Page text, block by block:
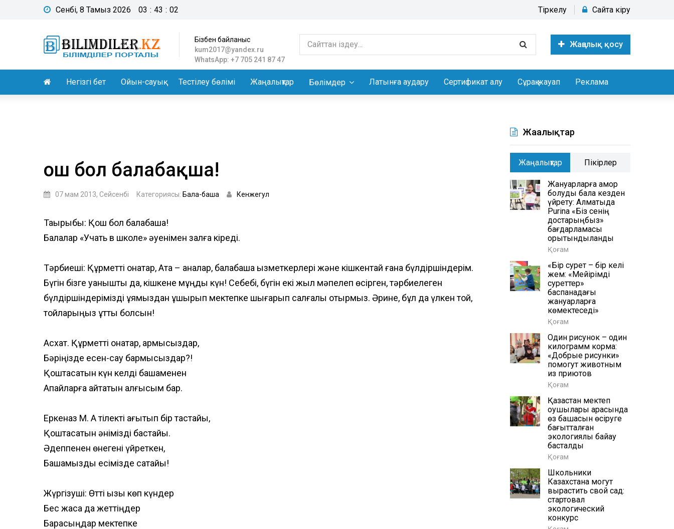
Сенбі, 8 Тамыз 2026 03 : 43 : 03 Тіркелу Сайтқа кіру
Бізбен байланыс
kum2017@yandex.ru
WhatsApp: +7 705 241 87 47
Жаңалық қосу
Негізгі бет Ойын-сауық Тестілеу бөлімі Жаңалықтар Бөлімдер Латынға аудару Сертификат алу Сұрақ жауап Реклама
Қош бол балабақша!
07 мам 2013, Сейсенбі Категориясы: Бала-бақша Кенжегул
Тақырыбы: Қош бол балабақша!
Балалар «Учать в школе» әуенімен залға кіреді.
Тәрбиеші: Құрметті қонақтар, Ата – аналар, балабақша қызметкерлері және кішкентай ғана бүлдіршіндерім.
Бүгін бізге қуанышты да, кішкене мұңды күн! Себебі, бүгін екі жыл мәпелеп өсірген, тәрбиелеген
бүлдіршіндерімізді ұямыздан ұшырып мектепке шығарып салғалы отырмыз. Әрине, бұл да үлкен той,
тойларыңыз құтты болсын!
Асхат. Құрметті қонақтар, армысыздар,
Бәріңізде есен-сау бармысыздар?!
Қоштасатын күн келді бақшаменен
Апайларға айтатын алғысым бар.
Еркеназ М. Ақ тілекті ағытып бір тастайық,
Қоштасатын әнімізді бастайық.
Әдеппенен өнегені үйреткен,
Бақшамызды есімізде сақтайық!
Жүргізуші: Өтті қызық көп күндер
Бес жасқа да жеттіңдер
Барасыңдар мектепке
Жаңалықтар
Жаңалықтар Пікірлер
Жануарларға қамқор
болуды бала кезден
үйрету: Алматыда
Purina «Біз сенің
достарыңбыз»
бағдарламасы
қорытындыланды
Қоғам
«Бір сурет – бір келі
жем: «Мейірімді
суреттер»
баспанадағы
жануарларға
көмектеседі»
Қоғам
Один рисунок – один
килограмм корма:
«Добрые рисунки»
помогут животным
из приютов
Қоғам
Қазақстан мектеп
оқушылары арасында
өз бақшасын өсіруге
бағытталған
экологиялық байқау
басталды
Қоғам
Школьники
Казахстана могут
вырастить свой сад:
стартовал
экологический
конкурс